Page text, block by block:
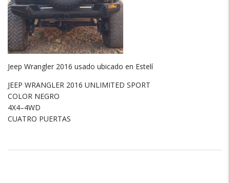
Jeep Wrangler 2016 usado ubicado en Estelí
JEEP WRANGLER 2016 UNLIMITED SPORT
COLOR NEGRO
4X4–4WD
CUATRO PUERTAS